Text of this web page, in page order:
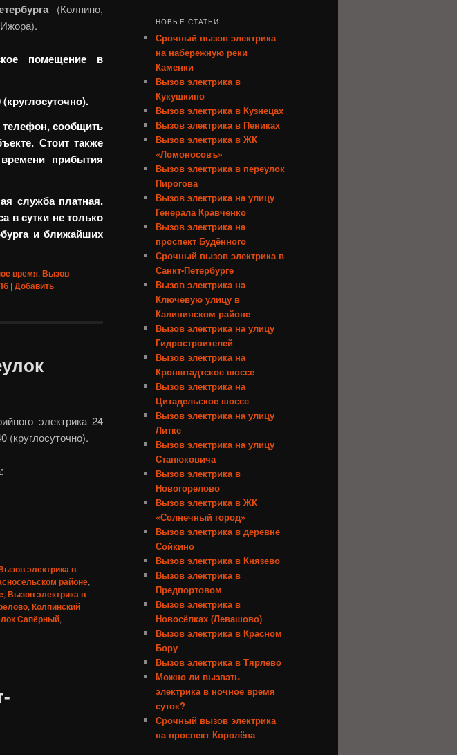
(Колпино,
помещение в
сообщить
Стоит также
прибытия
служба платная.
в сутки не только
и ближайших
время, Вызов
| Добавить
электрика 24
(круглосуточно).
электрика в
районе,
, Вызов электрика в
, Колпинский
Сапёрный,
НОВЫЕ СТАТЬИ
Срочный вызов электрика
на набережную реки
Каменки
Вызов электрика в
Кукушкино
Вызов электрика в Кузнецах
Вызов электрика в Пениках
Вызов электрика в ЖК
«Ломоносовъ»
Вызов электрика в переулок
Пирогова
Вызов электрика на улицу
Генерала Кравченко
Вызов электрика на
проспект Будённого
Срочный вызов электрика в
Санкт-Петербурге
Вызов электрика на
Ключевую улицу в
Калининском районе
Вызов электрика на улицу
Гидростроителей
Вызов электрика на
Кронштадтское шоссе
Вызов электрика на
Цитадельское шоссе
Вызов электрика на улицу
Литке
Вызов электрика на улицу
Станюковича
Вызов электрика в
Новогорелово
Вызов электрика в ЖК
«Солнечный город»
Вызов электрика в деревне
Сойкино
Вызов электрика в Князево
Вызов электрика в
Предпортовом
Вызов электрика в
Новосёлках (Левашово)
Вызов электрика в Красном
Бору
Вызов электрика в Тярлево
Можно ли вызвать
электрика в ночное время
суток?
Срочный вызов электрика
на проспект Королёва